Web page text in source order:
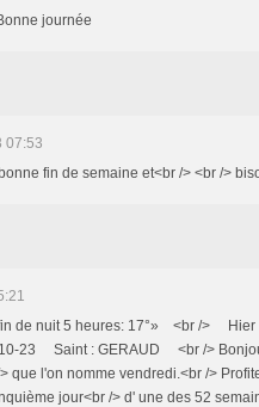
journée
07:53
fin de semaine et<br /> <br />
de nuit 5 heures: 17°» <br /> Hier
23 Saint : GERAUD <br />
que l'on nomme vendredi.<br />
jour<br /> d' une des 52